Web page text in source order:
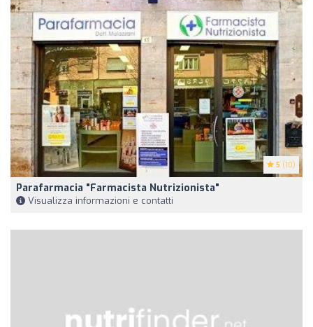
5 (10)
Parafarmacia "Farmacista Nutrizionista"
Visualizza informazioni e contatti